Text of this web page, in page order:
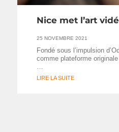
Nice met l’art
25 NOVEMBRE 2021
Fondé sous l’impulsion
comme plateforme
…
LIRE LA SUITE